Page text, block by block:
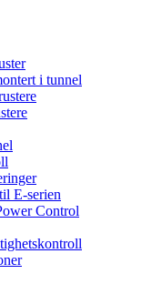
i tunnel
E-serien
Control